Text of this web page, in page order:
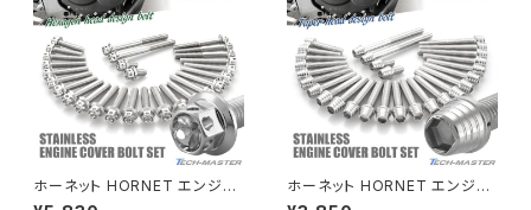
HAWK CB250T
HAWK CB250N
HAWKⅡ CB400T
Z650
Z650RS
Z900
ホーネット HORNET エンジン
カバー クランクケース ボルト 2
ホーネット HORNET エンジン
カバー クランクケース ボルト 2